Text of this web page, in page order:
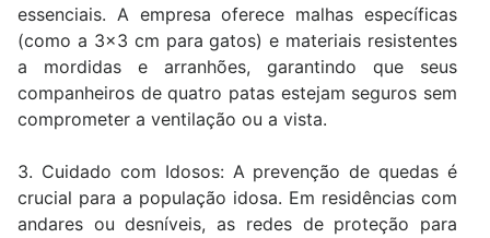
essenciais. A empresa oferece malhas específicas
(como a 3x3 cm para gatos) e materiais resistentes
a mordidas e arranhões, garantindo que seus
companheiros de quatro patas estejam seguros sem
comprometer a ventilação ou a vista.
3. Cuidado com Idosos: A prevenção de quedas é
crucial para a população idosa. Em residências com
andares ou desníveis, as redes de proteção para